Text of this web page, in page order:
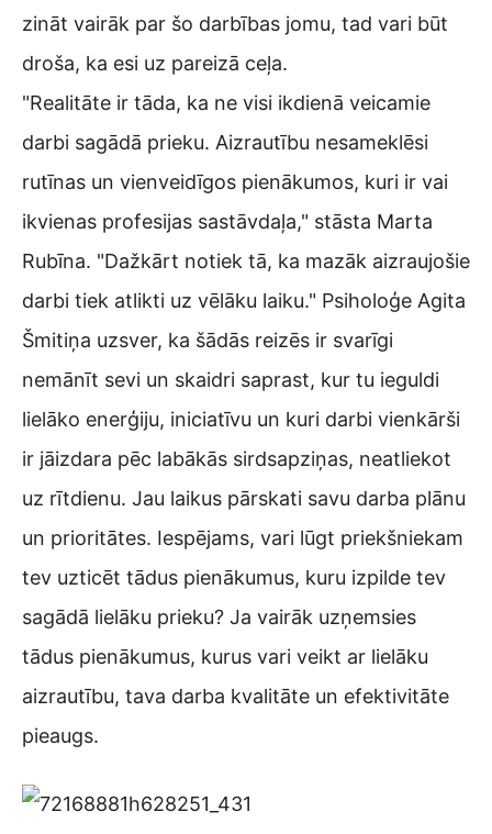
zināt vairāk par šo darbības jomu, tad vari būt
droša, ka esi uz pareizā ceļa.
"Realitāte ir tāda, ka ne visi ikdienā veicamie
darbi sagādā prieku. Aizrautību nesameklēsi
rutīnas un vienveidīgos pienākumos, kuri ir vai
ikvienas profesijas sastāvdaļa," stāsta Marta
Rubīna. "Dažkārt notiek tā, ka mazāk aizraujošie
darbi tiek atlikti uz vēlāku laiku." Psiholoģe Agita
Šmitiņa uzsver, ka šādās reizēs ir svarīgi
nemānīt sevi un skaidri saprast, kur tu ieguldi
lielāko enerģiju, iniciatīvu un kuri darbi vienkārši
ir jāizdara pēc labākās sirdsapziņas, neatliekot
uz rītdienu. Jau laikus pārskati savu darba plānu
un prioritātes. Iespējams, vari lūgt priekšniekam
tev uzticēt tādus pienākumus, kuru izpilde tev
sagādā lielāku prieku? Ja vairāk uzņemsies
tādus pienākumus, kurus vari veikt ar lielāku
aizrautību, tava darba kvalitāte un efektivitāte
pieaugs.